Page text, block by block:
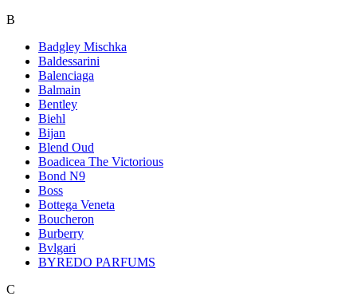
B
Badgley Mischka
Baldessarini
Balenciaga
Balmain
Bentley
Biehl
Bijan
Blend Oud
Boadicea The Victorious
Bond N9
Boss
Bottega Veneta
Boucheron
Burberry
Bvlgari
BYREDO PARFUMS
C